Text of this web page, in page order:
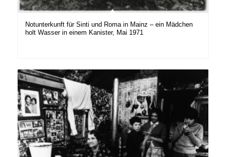
Notunterkunft für Sinti und Roma in Mainz – ein Mädchen
holt Wasser in einem Kanister, Mai 1971